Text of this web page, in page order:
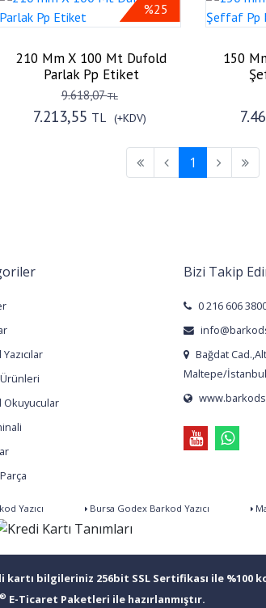
%25
210 Mm X 100 Mt Dufold
Parlak Pp Etiket
9.618,07TL
7.213,55 TL (+KDV)
150
1
Okuyucular
Bizi Takip
0 216 606
Bağdat
Maltepe/İstanbul
Yazıcı Bursa Godex Barkod Yazıcı
kartı bilgileriniz 256bit SSL Sertifikası ile %100
® E-Ticaret Paketleri ile hazırlanmıştır.